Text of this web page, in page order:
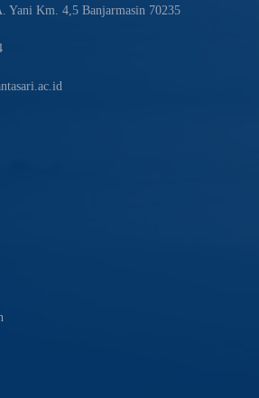
Yani Km. 4,5 Banjarmasin 70235